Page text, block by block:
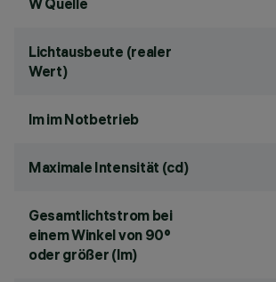
W Quelle
Lichtausbeute (realer
Wert)
lm im Notbetrieb
Maximale Intensität (cd)
Gesamtlichtstrom bei
einem Winkel von 90°
oder größer (lm)